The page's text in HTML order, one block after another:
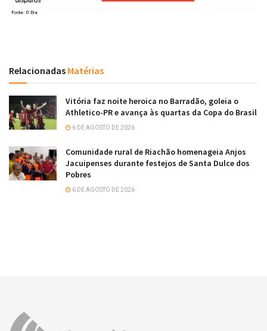
Relacionadas Matérias
Vitória faz noite heroica no Barradão, goleia o
Athletico-PR e avança às quartas da Copa do Brasil
6 DE AGOSTO DE 2026
Comunidade rural de Riachão homenageia Anjos
Jacuipenses durante festejos de Santa Dulce dos
Pobres
6 DE AGOSTO DE 2026